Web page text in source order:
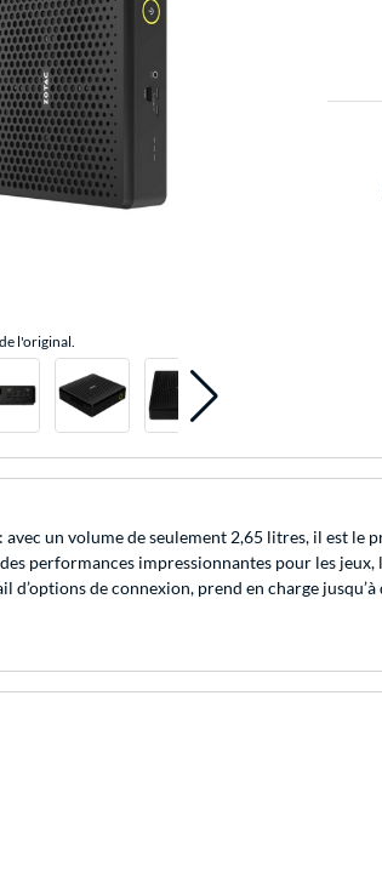
l'original.
un volume de seulement 2,65 litres, il est
performances impressionnantes pour les
d’options de connexion, prend en charge